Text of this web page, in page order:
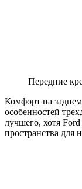
Передние
Комфорт на заднем
особенностей
лучшего, хотя
пространства для